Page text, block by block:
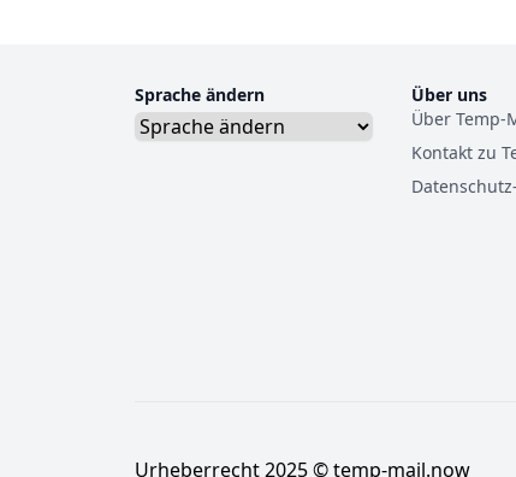
Sprache ändern
Über uns
Über Temp-
Kontakt zu
Urheberrecht 2025 © temp-mail.now